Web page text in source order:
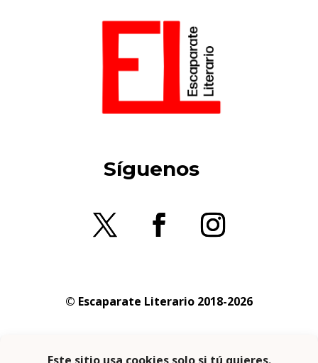
Síguenos
© Escaparate Literario 2018-2026